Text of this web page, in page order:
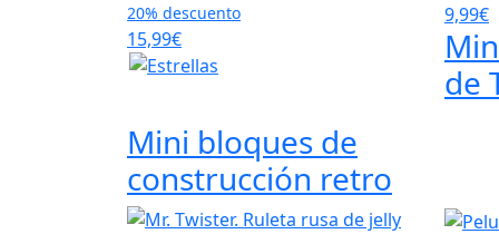
20% descuento
15,99€
Mini bloques de
construcción retro
9,99€
de